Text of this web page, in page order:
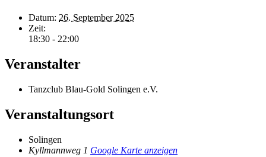
Datum: 26. September 2025
Zeit:
18:30 - 22:00
Veranstalter
Tanzclub Blau-Gold Solingen e.V.
Veranstaltungsort
Solingen
Kyllmannweg 1 Google Karte anzeigen